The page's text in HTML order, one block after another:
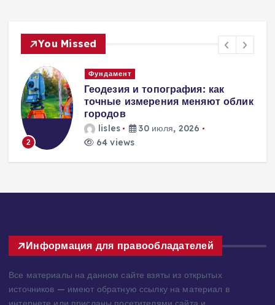
You Missed
Вентиляция
Вентиляция
энергоэффективного дома:
современные инженерные
решения для пассивного
домостроения
Информация для правообладателей
Все материалы на данном сайте взяты из открытых